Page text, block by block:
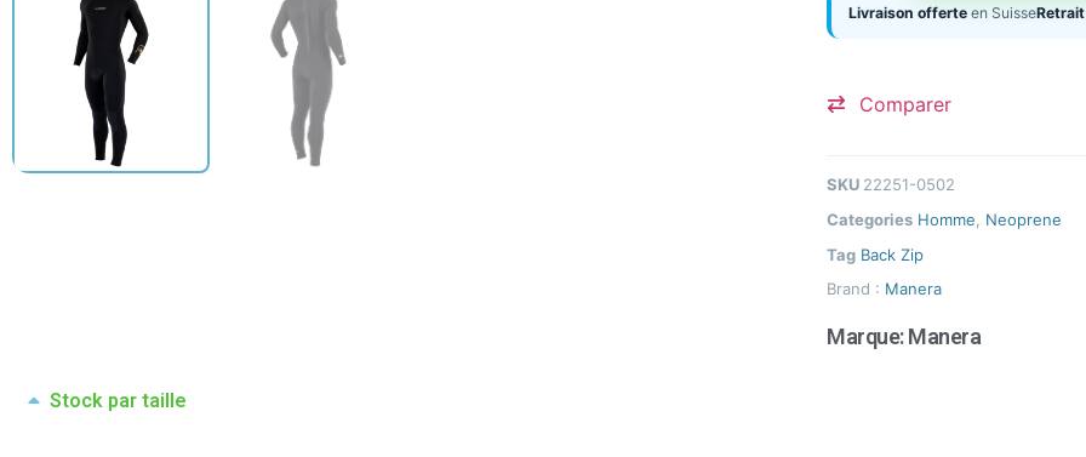
Livraison offerte en SuisseRetrait
Comparer
SKU 22251-0502
Categories Homme
Neoprene
Tag Back Zip
Brand : Manera
Marque:Manera
Stock par taille